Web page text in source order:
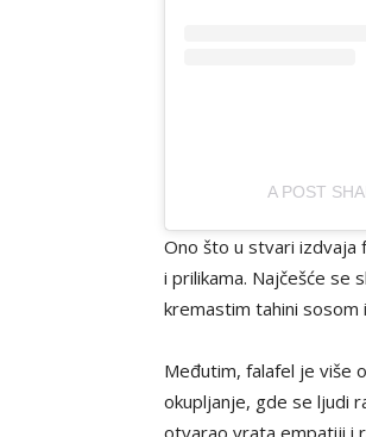
A POST
Ono što u stvari izdvaja
i prilikama. Najčešće se
kremastim tahini sosom
Međutim, falafel je više
okupljanje, gde se ljudi
otvarao vrata empatiji i